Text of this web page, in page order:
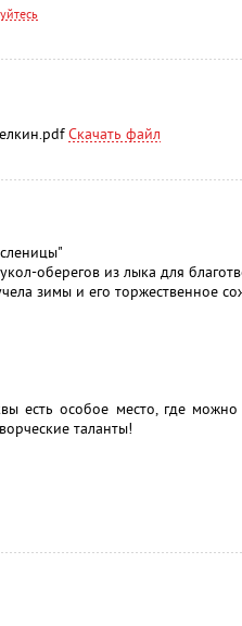
Скачать файл
оберегов из лыка для
зимы и его торжественное
есть особое место, где
таланты!